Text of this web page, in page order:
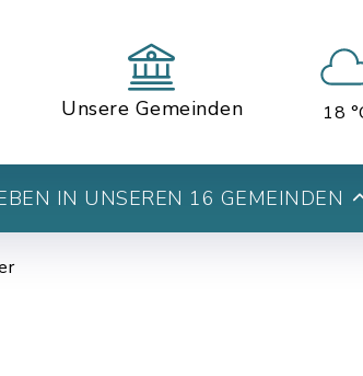
Unsere Gemeinden 18
IN UNSEREN 16 GEMEINDEN